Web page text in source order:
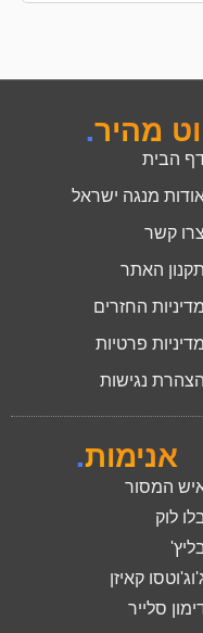
מהיר.
הבית
מנגה ישראל
צרו קשר
תקנון האתר
מדיניות החזרים
מדיניות פרטיות
הצהרת נגישות
אנימות.
המסור
לוק
קאיזן
סלייר